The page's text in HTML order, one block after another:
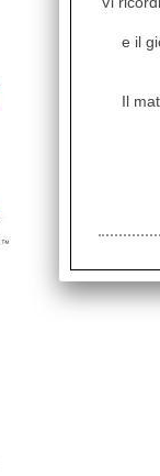
e il
Il